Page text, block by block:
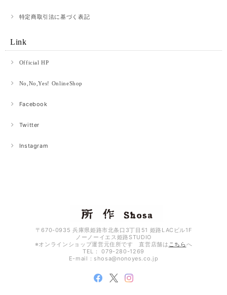
特定商取引法に基づく表記
Link
Official HP
No,No,Yes! OnlineShop
Facebook
Twitter
Instagram
〒670-0935 兵庫県姫路市北条口3丁目51 姫路LACビル1F
ノーノーイエス姫路STUDIO
※オンラインショップ運営元住所です 直営店舗は こちらへ
TEL： 079-280-1269
E-mail： shosa@nonoyes.co.jp